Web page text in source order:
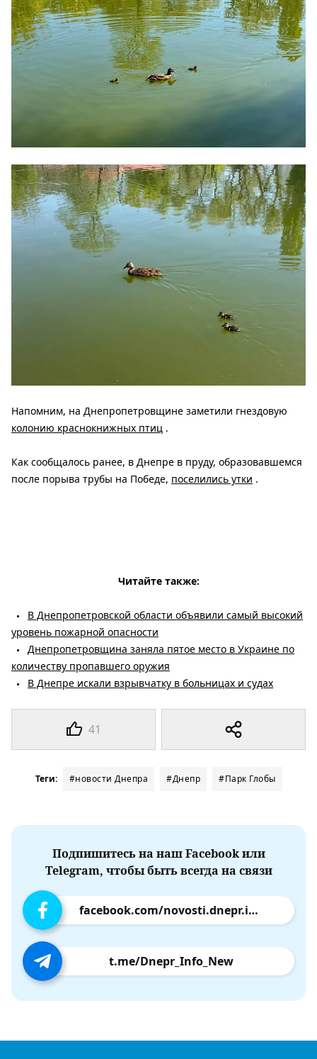
41
Напомним, на Днепропетровщине заметили гнездовую
колонию краснокнижных птиц .
Как сообщалось ранее, в Днепре в пруду, образовавшемся
после порыва трубы на Победе, поселились утки .
Читайте также:
В Днепропетровской области объявили самый высокий
уровень пожарной опасности
Днепропетровщина заняла пятое место в Украине по
количеству пропавшего оружия
В Днепре искали взрывчатку в больницах и судах
Теги: #новости Днепра #Днепр #Парк Глобы
Подпишитесь на наш Facebook или
Telegram, чтобы быть всегда на связи
facebook.com/novosti.dnepr.info
t.me/Dnepr_Info_New